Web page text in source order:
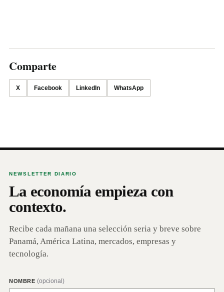
Comparte
X Facebook LinkedIn WhatsApp
NEWSLETTER DIARIO
La economía empieza con
contexto.
Recibe cada mañana una selección seria y breve sobre
Panamá, América Latina, mercados, empresas y
tecnología.
NOMBRE (opcional)